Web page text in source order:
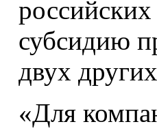
субсидию
двух
«Для